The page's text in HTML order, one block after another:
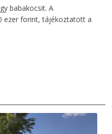
babakocsit. A
ezer forint, tájékoztatott a